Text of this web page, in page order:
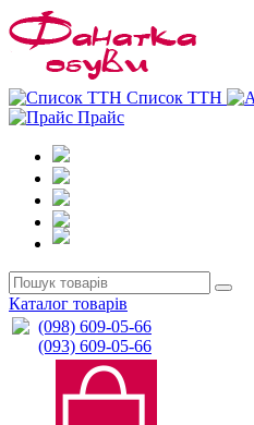
Список ТТН
Прайс
Каталог товарів
(098) 609-05-66
(093) 609-05-66